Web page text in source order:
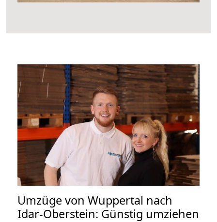
Umzüge von Wuppertal nach
Idar-Oberstein: Günstig umziehen